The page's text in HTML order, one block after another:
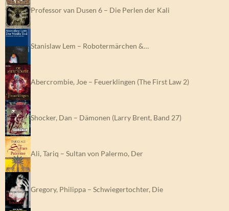
Professor van Dusen 6 – Die Perlen der Kali
Stanislaw Lem – Robotermärchen &…
Abercrombie, Joe – Feuerklingen (The First Law 2)
Shocker, Dan – Dämonen (Larry Brent, Band 27)
Ali, Tariq – Sultan von Palermo, Der
Gregory, Philippa – Schwiegertochter, Die